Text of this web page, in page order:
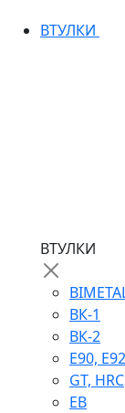
ВТУЛКИ
ВТУЛКИ
ВК-1
ВК-2
Е90, E92
GT, HRC
EB